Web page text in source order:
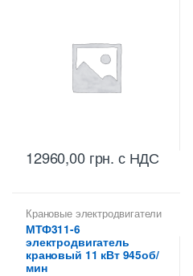
12960,00 грн. с НДС
Крановые электродвигатели
МТФ311-6
электродвигатель
крановый 11 кВт 945об/
мин